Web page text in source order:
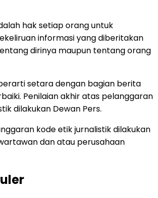
hak setiap orang untuk
informasi yang diberitakan
dirinya maupun tentang orang
setara dengan bagian berita
Penilaian akhir atas pelanggaran
dilakukan Dewan Pers.
kode etik jurnalistik dilakukan
dan atau perusahaan